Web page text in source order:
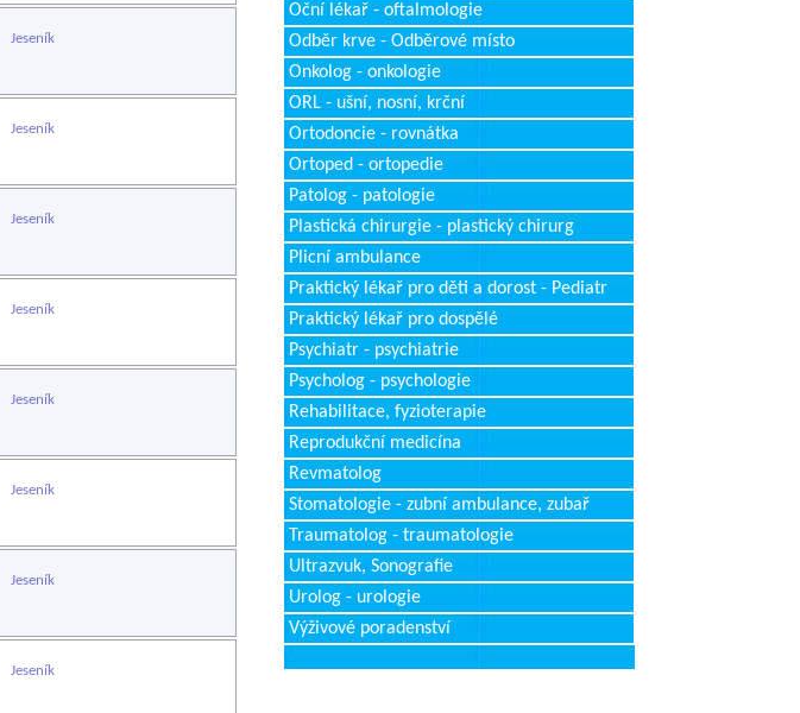
Jeseník
Jeseník
Jeseník
Jeseník
Jeseník
Jeseník
Jeseník
Jeseník
Oční lékař - oftalmologie
Odběr krve - Odběrové místo
Onkolog - onkologie
ORL - ušní, nosní, krční
Ortodoncie - rovnátka
Ortoped - ortopedie
Patolog - patologie
Plastická chirurgie - plastický chirurg
Plicní ambulance
Praktický lékař pro děti a dorost - Pediatr
Praktický lékař pro dospělé
Psychiatr - psychiatrie
Psycholog - psychologie
Rehabilitace, fyzioterapie
Reprodukční medicína
Revmatolog
Stomatologie - zubní ambulance, zubař
Traumatolog - traumatologie
Ultrazvuk, Sonografie
Urolog - urologie
Výživové poradenství